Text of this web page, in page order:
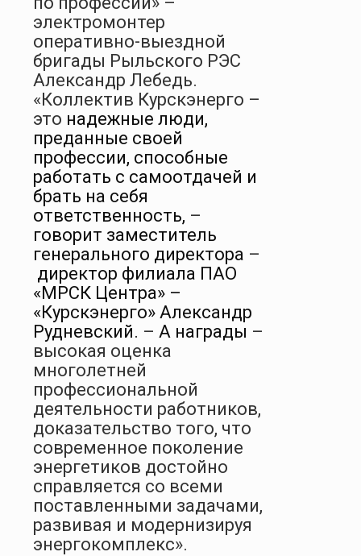
электромонтер
оперативно-выездной
бригады Рыльского РЭС
Александр Лебедь.
«Коллектив Курскэнерго –
это надежные люди,
преданные своей
профессии, способные
работать с самоотдачей и
брать на себя
ответственность, –
говорит заместитель
генерального директора –
директор филиала ПАО
«МРСК Центра» –
«Курскэнерго» Александр
Рудневский. – А награды –
высокая оценка
многолетней
профессиональной
деятельности работников,
доказательство того, что
современное поколение
энергетиков достойно
справляется со всеми
поставленными задачами,
развивая и модернизируя
энергокомплекс».